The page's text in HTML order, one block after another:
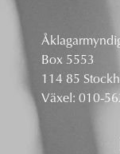
Box 5553
114 85
Växel: 010-